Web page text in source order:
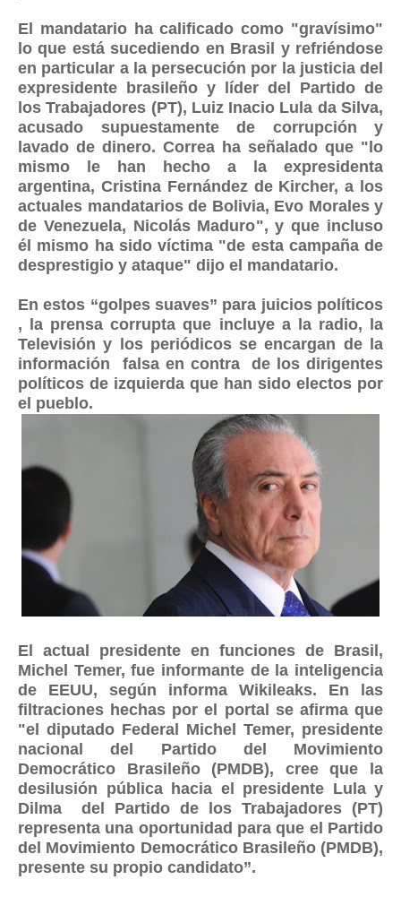
El mandatario ha calificado como "gravísimo"
lo que está sucediendo en Brasil y refriéndose
en particular a la persecución por la justicia del
expresidente brasileño y líder del Partido de
los Trabajadores (PT), Luiz Inacio Lula da Silva,
acusado supuestamente de corrupción y
lavado de dinero. Correa ha señalado que "lo
mismo le han hecho a la expresidenta
argentina, Cristina Fernández de Kircher, a los
actuales mandatarios de Bolivia, Evo Morales y
de Venezuela, Nicolás Maduro", y que incluso
él mismo ha sido víctima "de esta campaña de
desprestigio y ataque" dijo el mandatario.
En estos “golpes suaves” para juicios políticos
, la prensa corrupta que incluye a la radio, la
Televisión y los periódicos se encargan de la
información falsa en contra de los dirigentes
políticos de izquierda que han sido electos por
el pueblo.
El actual presidente en funciones de Brasil,
Michel Temer, fue informante de la inteligencia
de EEUU, según informa Wikileaks. En las
filtraciones hechas por el portal se afirma que
"el diputado Federal Michel Temer, presidente
nacional del Partido del Movimiento
Democrático Brasileño (PMDB), cree que la
desilusión pública hacia el presidente Lula y
Dilma del Partido de los Trabajadores (PT)
representa una oportunidad para que el Partido
del Movimiento Democrático Brasileño (PMDB),
presente su propio candidato”.